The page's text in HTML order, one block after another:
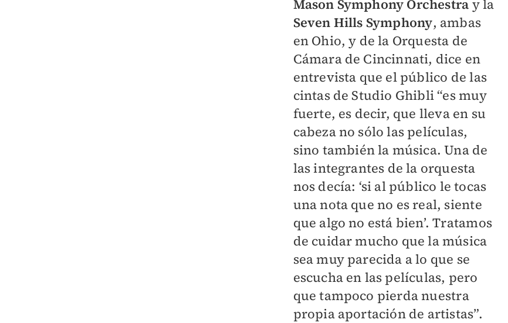
Mason Symphony Orchestra y la
Seven Hills Symphony, ambas
en Ohio, y de la Orquesta de
Cámara de Cincinnati, dice en
entrevista que el público de las
cintas de Studio Ghibli “es muy
fuerte, es decir, que lleva en su
cabeza no sólo las películas,
sino también la música. Una de
las integrantes de la orquesta
nos decía: ‘si al público le tocas
una nota que no es real, siente
que algo no está bien’. Tratamos
de cuidar mucho que la música
sea muy parecida a lo que se
escucha en las películas, pero
que tampoco pierda nuestra
propia aportación de artistas”.